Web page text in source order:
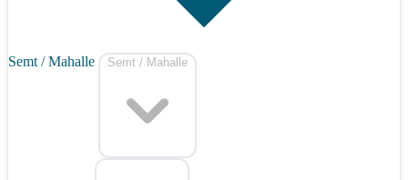
Semt / Mahalle Semt / Mahalle